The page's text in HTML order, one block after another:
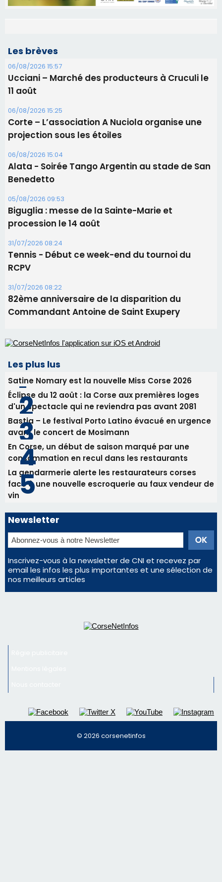
Les brèves
06/08/2026 15:57
Ucciani – Marché des producteurs à Cruculi le
11 août
06/08/2026 15:25
Corte – L’association A Nuciola organise une
projection sous les étoiles
06/08/2026 15:04
Alata - Soirée Tango Argentin au stade de San
Benedetto
05/08/2026 09:53
Biguglia : messe de la Sainte-Marie et
procession le 14 août
Tennis - Début ce week-end du tournoi du
RCPV
31/07/2026 08:22
82ème anniversaire de la disparition du
Commandant Antoine de Saint Exupery
Les plus lus
Satine Nomary est la nouvelle Miss Corse 2026
Éclipse du 12 août : la Corse aux premières loges
d'un spectacle qui ne reviendra pas avant 2081
Bastia – Le festival Porto Latino évacué en urgence
avant le concert de Mosimann
En Corse, un début de saison marqué par une
consommation en recul dans les restaurants
La gendarmerie alerte les restaurateurs corses
face à une nouvelle escroquerie au faux vendeur de